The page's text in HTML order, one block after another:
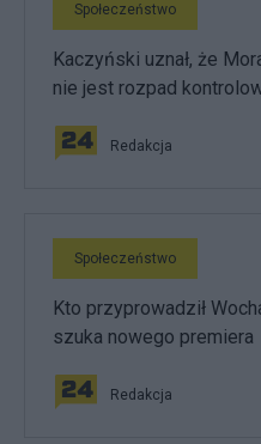
Społeczeństwo
Kaczyński uznał, że
nie jest rozpad
Redakcja
Społeczeństwo
Kto przyprowadził
szuka nowego premiera
Redakcja